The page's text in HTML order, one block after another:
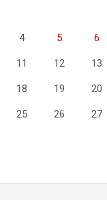
4 5 6
11 12 13
18 19 20
25 26 27